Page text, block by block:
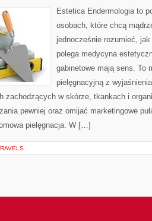
Estetica Endermologia to
osobach, które chcą
jednocześnie rozumieć,
polega medycyna
gabinetowe mają sens. To
pielęgnacyjną z
zachodzących w skórze, tkankach i
pewniej oraz omijać marketingowe
pielęgnacja. W […]